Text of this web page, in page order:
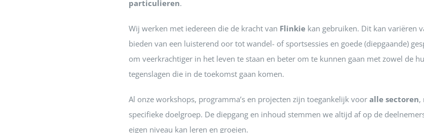
particulieren.
Wij werken met iedereen die de kracht van Flinkiekan gebruiken. Dit kan variëren
bieden van een luisterend oor tot wandel- of sportsessies en goede (diepgaande)
om veerkrachtiger in het leven te staan en beter om te kunnen gaan met zowel de
tegenslagen die in de toekomst gaan komen.
Al onze workshops, programma’s en projecten zijn toegankelijk voor alle sectoren,
specifieke doelgroep. De diepgang en inhoud stemmen we altijd af op de
eigen niveau kan leren en groeien.